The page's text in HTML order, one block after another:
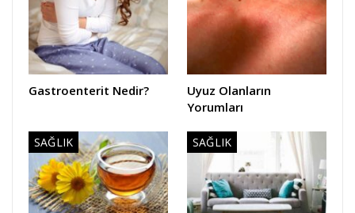
Gastroenterit Nedir?
Uyuz Olanların
Yorumları
SAĞLIK SAĞLIK